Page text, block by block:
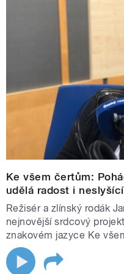
Ke všem čertům:
udělá radost i
Režisér a zlínský rodák
nejnovější srdcový
znakovém jazyce Ke